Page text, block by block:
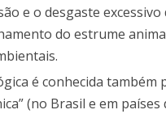
e o desgaste excessivo
do estrume
é conhecida também
(no Brasil e em países